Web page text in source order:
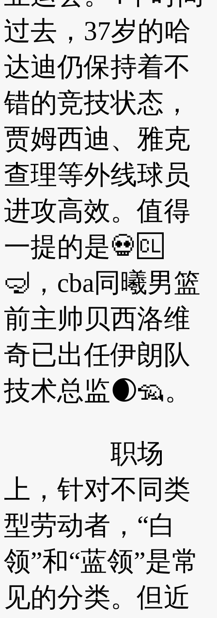
过去，37岁的哈
达迪仍保持着不
错的竞技状态，
贾姆西迪、雅克
查理等外线球员
进攻高效。值得
一提的是💀🆑
🤿，cba同曦男篮
前主帅贝西洛维
奇已出任伊朗队
技术总监🌒🦡。
职场
上，针对不同类
型劳动者，“白
领”和“蓝领”是常
见的分类。但近